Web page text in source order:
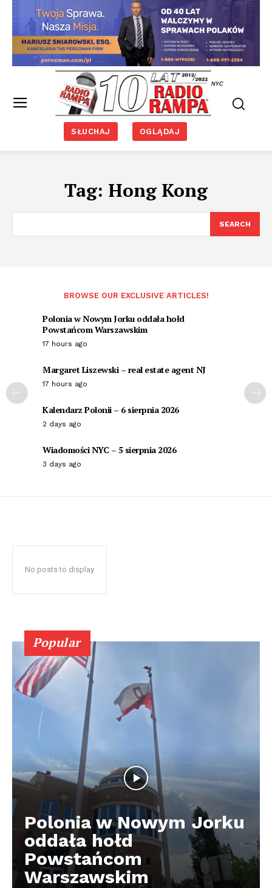
NYC
SŁUCHAJ OGLĄDAJ
Tag: Hong Kong
SEARCH
BROWSE OUR EXCLUSIVE ARTICLES!
Polonia w Nowym Jorku oddała hołd
Powstańcom Warszawskim
17 hours ago
Margaret Liszewski – real estate agent NJ
17 hours ago
Kalendarz Polonii – 6 sierpnia 2026
2 days ago
Wiadomości NYC – 5 sierpnia 2026
3 days ago
No posts to display
Popular
Polonia w Nowym Jorku
oddała hołd
Powstańcom
Warszawskim